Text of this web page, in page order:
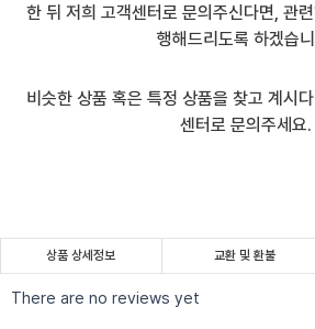
한 뒤 저희 고객센터로 문의주신다면, 관
행해드리도록 하겠습
비슷한 상품 혹은 특정 상품을 찾고 계시
센터로 문의주세요.
상품 상세정보 교환 및 환불
There are no reviews yet